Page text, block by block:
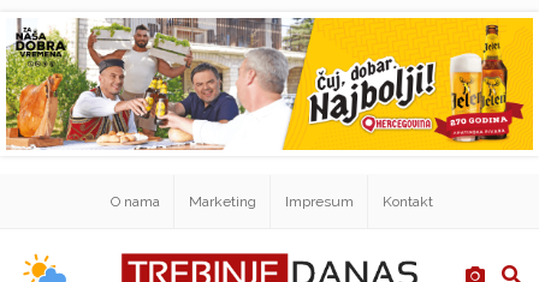
O nama Marketing Impresum Kontakt